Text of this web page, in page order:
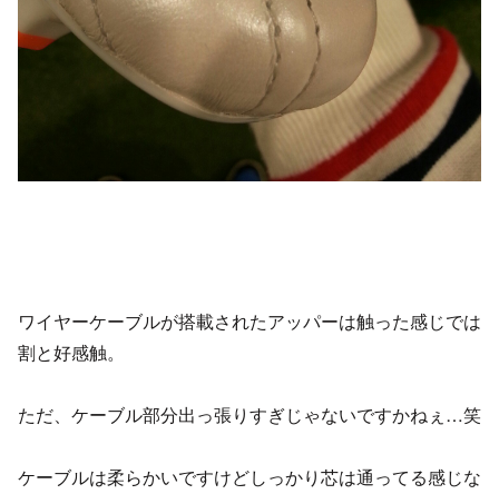
ワイヤーケーブルが搭載されたアッパーは触った感じでは
割と好感触。
ただ、ケーブル部分出っ張りすぎじゃないですかねぇ…笑
ケーブルは柔らかいですけどしっかり芯は通ってる感じな